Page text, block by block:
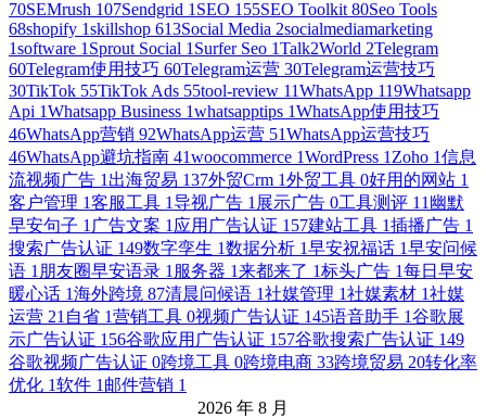
70SEMrush 107Sendgrid 1 SEO 155SEO Toolkit 80Seo Tools
68shopify 1skillshop 613Social Media 2socialmediamarketing
1software 1 Sprout Social 1 Surfer Seo 1Talk2World 2Telegram
60Telegram使用技巧 60Telegram运营 30Telegram运营技巧
30TikTok 55TikTok Ads 55tool-review 11WhatsApp 119Whatsapp
Api 1Whatsapp Business 1whatsapptips 1WhatsApp使用技巧
46WhatsApp营销 92WhatsApp运营 51WhatsApp运营技巧
46WhatsApp避坑指南 41woocommerce 1WordPress 1 Zoho 1信息
流视频广告 1 出海贸易 137外贸Crm 1外贸工具 0好用的网站 1
客户管理 1客服工具 1导视广告 1 展示广告 0工具测评 11 幽默
早安句子 1 广告文案 1 应用广告认证 157建站工具 1插播广告 1
搜索广告认证 149数字孪生 1数据分析 1早安祝福话 1早安问候
语 1 朋友圈早安语录 1 服务器 1来都来了 1标头广告 1每日早安
暖心话 1海外跨境 87清晨问候语 1社媒管理 1社媒素材 1社媒
运营 21 自省 1营销工具 0视频广告认证 145语音助手 1谷歌展
示广告认证 156谷歌应用广告认证 157谷歌搜索广告认证 149
谷歌视频广告认证 0跨境工具 0跨境电商 33跨境贸易 20转化率
优化 1软件 1 邮件营销 1
2026 年 8 月